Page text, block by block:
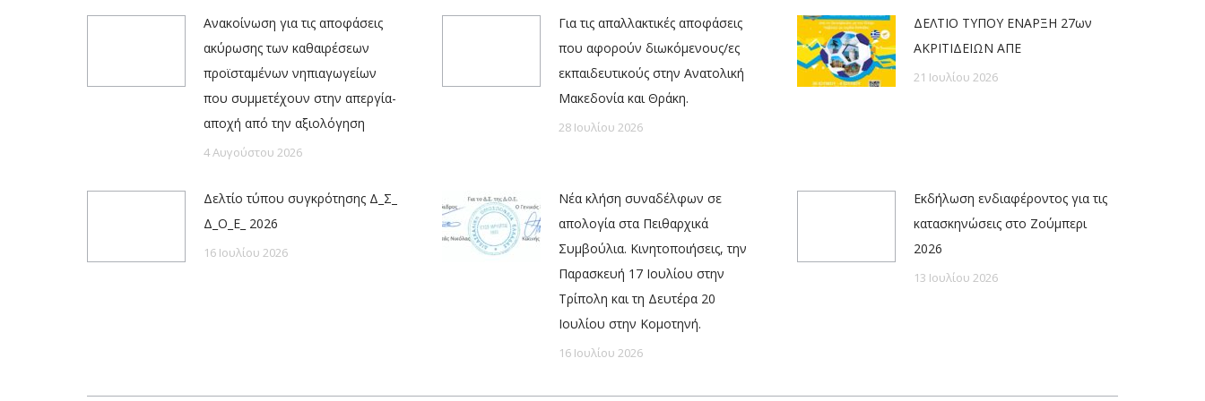
Ανακοίνωση για τις αποφάσεις
ακύρωσης των καθαιρέσεων
προϊσταμένων νηπιαγωγείων
που συμμετέχουν στην απεργία-
αποχή από την αξιολόγηση
4 Αυγούστου 2026
Για τις απαλλακτικές αποφάσεις
που αφορούν διωκόμενους/ες
εκπαιδευτικούς στην Ανατολική
Μακεδονία και Θράκη.
28 Ιουλίου 2026
ΔΕΛΤΙΟ ΤΥΠΟΥ ΕΝΑΡΞΗ 27ων
ΑΚΡΙΤΙΔΕΙΩΝ ΑΠΕ
21 Ιουλίου 2026
Δελτίο τύπου συγκρότησης Δ_Σ_
Δ_Ο_Ε_ 2026
16 Ιουλίου 2026
Νέα κλήση συναδέλφων σε
απολογία στα Πειθαρχικά
Συμβούλια. Κινητοποιήσεις, την
Παρασκευή 17 Ιουλίου στην
Τρίπολη και τη Δευτέρα 20
Ιουλίου στην Κομοτηνή.
16 Ιουλίου 2026
Εκδήλωση ενδιαφέροντος για τις
κατασκηνώσεις στο Ζούμπερι
2026
13 Ιουλίου 2026